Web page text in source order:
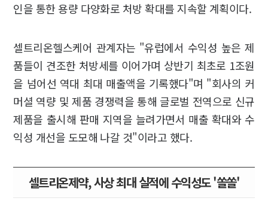
인을 통한 용량 다양화로 처방 확대를 지속할 계획이다.
셀트리온헬스케어 관계자는 "유럽에서 수익성 높은 제
품들이 견조한 처방세를 이어가며 상반기 최초로 1조원
을 넘어선 역대 최대 매출액을 기록했다"며 "회사의 커
머셜 역량 및 제품 경쟁력을 통해 글로벌 전역으로 신규
제품을 출시해 판매 지역을 늘려가면서 매출 확대와 수
익성 개선을 도모해 나갈 것"이라고 했다.
셀트리온제약, 사상 최대 실적에 수익성도 '쏠쏠'